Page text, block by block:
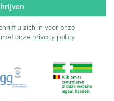
u zich in voor onze
onze privacy policy.